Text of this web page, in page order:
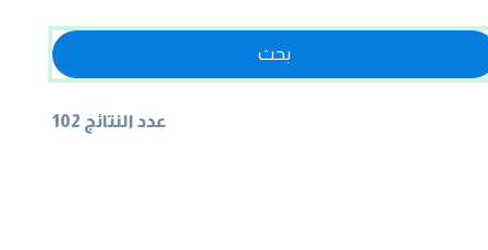
بحث
عدد النتائج 102